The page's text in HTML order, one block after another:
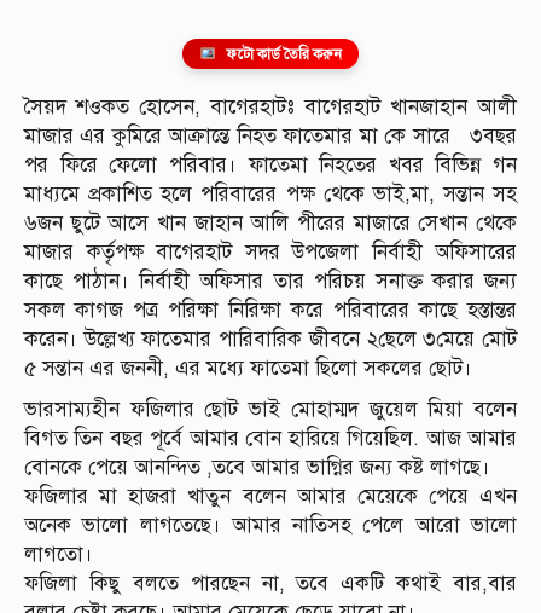
ফটো কার্ড তৈরি করুন
সৈয়দ শওকত হোসেন, বাগেরহাটঃ বাগেরহাট খানজাহান আলী
মাজার এর কুমিরে আক্রান্তে নিহত ফাতেমার মা কে সারে ৩বছর
পর ফিরে ফেলো পরিবার। ফাতেমা নিহতের খবর বিভিন্ন গন
মাধ্যমে প্রকাশিত হলে পরিবারের পক্ষ থেকে ভাই,মা, সন্তান সহ
৬জন ছুটে আসে খান জাহান আলি পীরের মাজারে সেখান থেকে
মাজার কর্তৃপক্ষ বাগেরহাট সদর উপজেলা নির্বাহী অফিসারের
কাছে পাঠান। নির্বাহী অফিসার তার পরিচয় সনাক্ত করার জন্য
সকল কাগজ পত্র পরিক্ষা নিরিক্ষা করে পরিবারের কাছে হস্তান্তর
করেন। উল্লেখ্য ফাতেমার পারিবারিক জীবনে ২ছেলে ৩মেয়ে মোট
৫ সন্তান এর জননী, এর মধ্যে ফাতেমা ছিলো সকলের ছোট।
ভারসাম্যহীন ফজিলার ছোট ভাই মোহাম্মদ জুয়েল মিয়া বলেন
বিগত তিন বছর পূর্বে আমার বোন হারিয়ে গিয়েছিল. আজ আমার
বোনকে পেয়ে আনন্দিত ,তবে আমার ভাগ্নির জন্য কষ্ট লাগছে।
ফজিলার মা হাজরা খাতুন বলেন আমার মেয়েকে পেয়ে এখন
অনেক ভালো লাগতেছে। আমার নাতিসহ পেলে আরো ভালো
লাগতো।
ফজিলা কিছু বলতে পারছেন না, তবে একটি কথাই বার,বার